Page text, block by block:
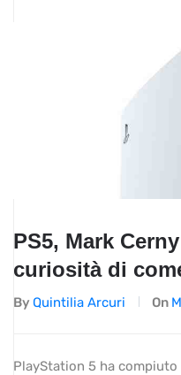
PS5, Mark
curiosità di
By Quintilia Arcuri On
PlayStation 5 ha